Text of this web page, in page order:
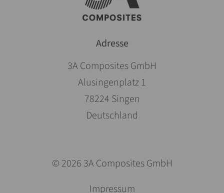
Adresse
3A Composites GmbH
Alusingenplatz 1
78224 Singen
Deutschland
© 2026 3A Composites GmbH
NavigationImpressum